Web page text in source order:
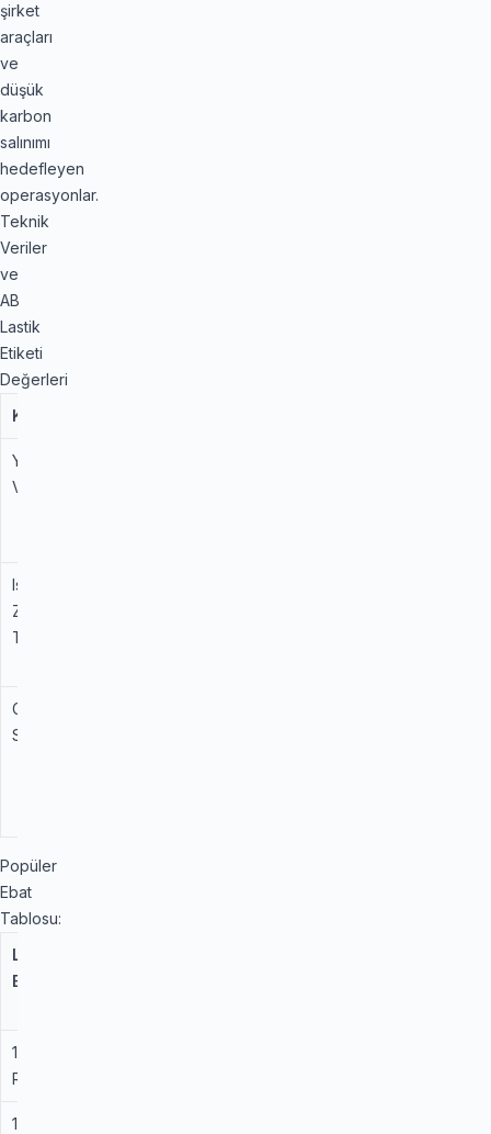
şirket
araçları
ve
düşük
karbon
salınımı
hedefleyen
operasyonlar.
Teknik
Veriler
ve
AB
Lastik
Etiketi
Değerleri
Kriter
Yakıt
Verimliliği
Islak
Zemin
Tutuşu
Gürültü
Seviyesi
Popüler
Ebat
Tablosu:
Lastik
Ebadı
185/65
R 15
195/65